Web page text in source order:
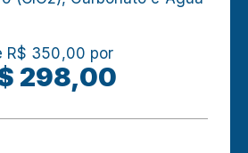
R$ 350,00 por
298,00